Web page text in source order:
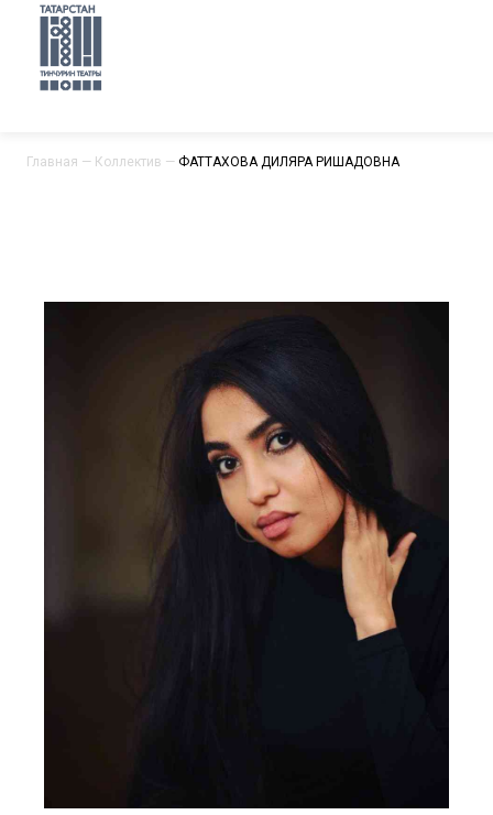
Главная — Коллектив — ФАТТАХОВА ДИЛЯРА РИШАДОВНА